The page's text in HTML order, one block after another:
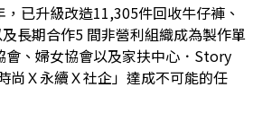
，已升級改造11,305件回收牛仔褲、
長期合作5 間非營利組織成為製作單
、婦女協會以及家扶中心． Story
尚Ｘ永續Ｘ社企」達成不可能的任